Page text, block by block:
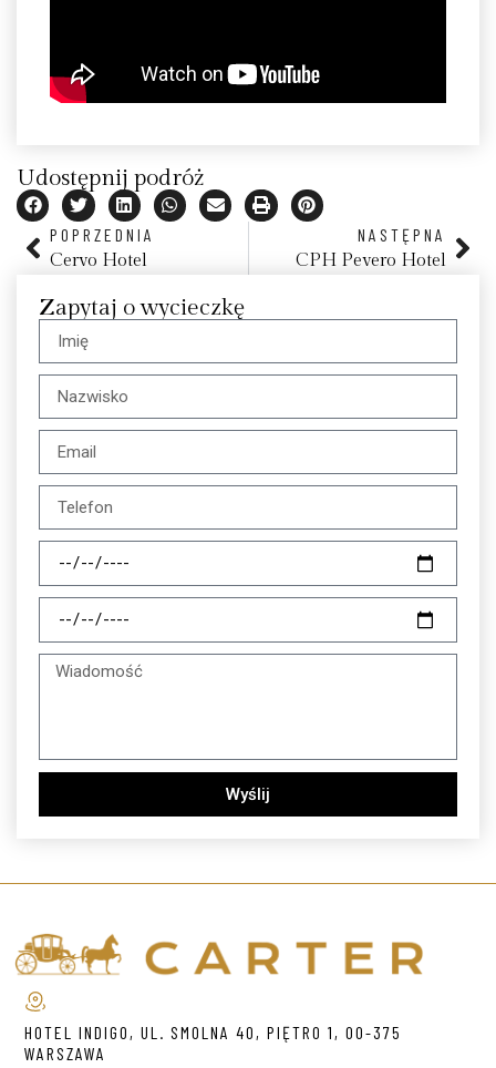
Udostępnij podróż
POPRZEDNIA
Cervo Hotel
NASTĘPNA
CPH Pevero Hotel
Zapytaj o wycieczkę
Wyślij
HOTEL INDIGO, UL. SMOLNA 40, PIĘTRO 1, 00-375
WARSZAWA